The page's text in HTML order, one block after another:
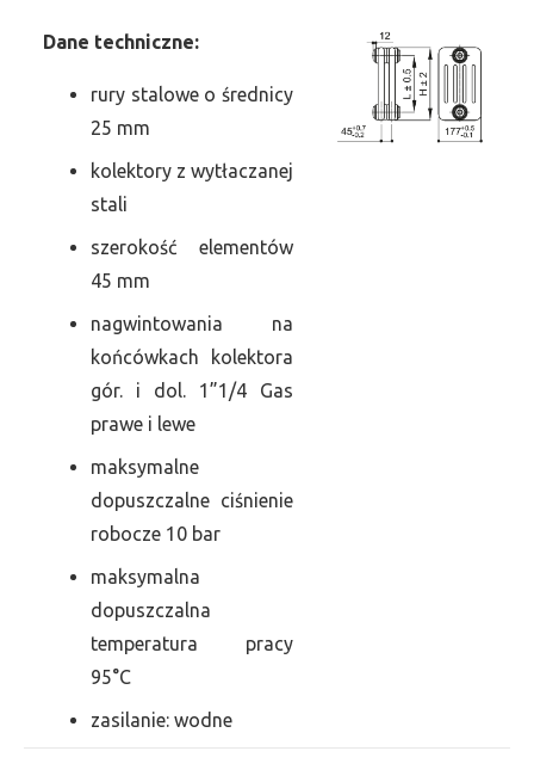
Dane techniczne:
rury stalowe o średnicy
25 mm
kolektory z wytłaczanej
stali
szerokość elementów
45 mm
nagwintowania na
końcówkach kolektora
gór. i dol. 1”1/4 Gas
prawe i lewe
maksymalne
dopuszczalne ciśnienie
robocze 10 bar
maksymalna
dopuszczalna
temperatura pracy
95°C
zasilanie: wodne